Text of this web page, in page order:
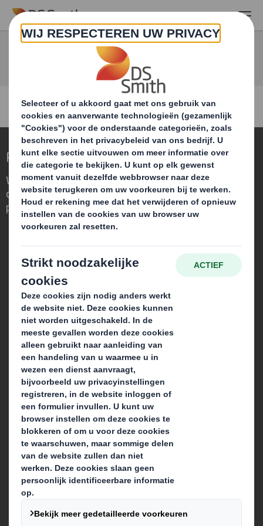
Skip to main content
Voer een zoekterm in.
Redefining Packaging for a Changing World
We are different because we see the
opportunity for packaging to play a
powerful role in the world around us.
Wie wij zijn
Over International Paper
Duurzaamheid
Nieuws & updates
Werken bij DS Smith
Producten & services
Packaging solutions
Paper products
Recycling services